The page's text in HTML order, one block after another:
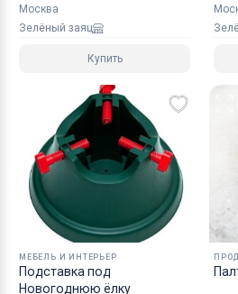
Москва
Зелёный заяц
Купить
МЕБЕЛЬ И ИНТЕРЬЕР
Подставка под
Новогоднюю ёлку